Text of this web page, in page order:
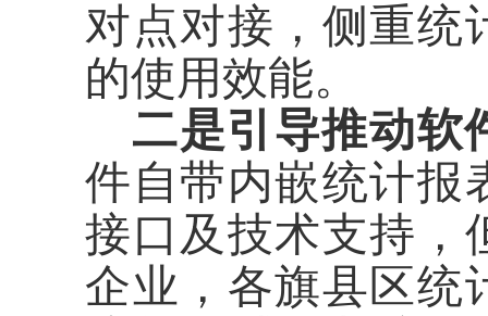
对点对接，侧重统
的使用效能。
二是引导推动软
件自带内嵌统计报
接口及技术支持，
企业，各旗县区统